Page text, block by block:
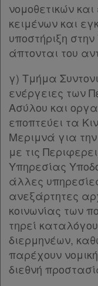
Άρθρο
Άρθρο
Άρθρο
Παρ.1
Παρ.4
Άρθρο
νομοθετικών
κειμένων και
υποστήριξη
άπτονται του
γ) Τμήμα
ενέργειες των
Ασύλου και
εποπτεύει τα
Μεριμνά για
με τις
Υπηρεσίας
άλλες
ανεξάρτητες
κοινωνίας των
τηρεί
διερμηνέων,
παρέχουν
διεθνή